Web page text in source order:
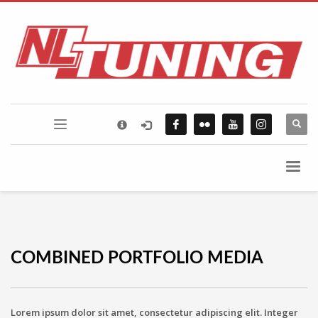
FLICKR PHOTOSTREAM
COMBINED PORTFOLIO MEDIA
Lorem ipsum dolor sit amet, consectetur adipiscing elit. Integer